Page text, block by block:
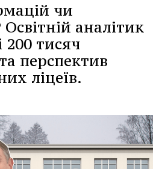
чи
аналітик
200 тисяч
перспектив
ліцеїв.